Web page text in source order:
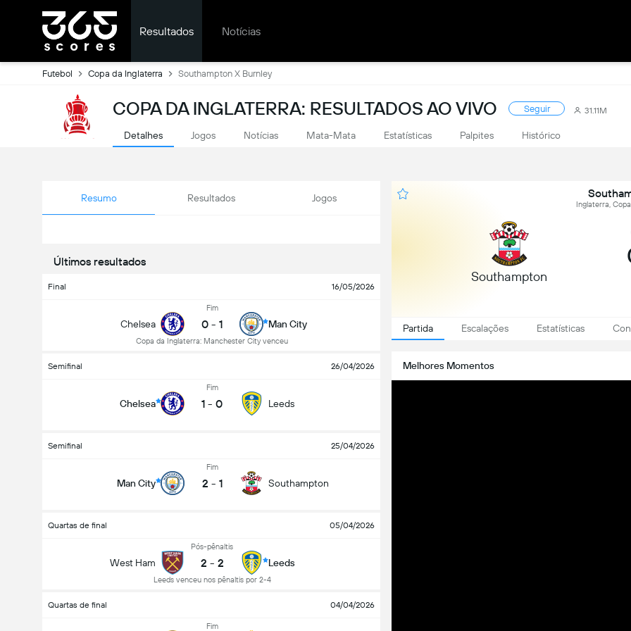
Resultados Notícias
Futebol Copa da Inglaterra Southampton X Burnley
COPA DA INGLATERRA: RESULTADOS AO VIVO Seguir 31.11M
Detalhes Jogos Notícias Mata-Mata Estatísticas Palpites Histórico
Resumo Resultados Jogos
Últimos resultados
Final 16/05/2026
Chelsea
Fim
0 - 1
Copa da Inglaterra: Manchester City venceu
Man City
Semifinal 26/04/2026
Chelsea
Fim
1 - 0 Leeds
Semifinal 25/04/2026
Man City
Fim
2 - 1 Southampton
Quartas de final 05/04/2026
West Ham
Pós-pênaltis
2 - 2
Leeds venceu nos pênaltis por 2-4
Leeds
Quartas de final 04/04/2026
Fim
Inglaterra,
Southampton
Partida Escalações Estatísticas
Melhores Momentos